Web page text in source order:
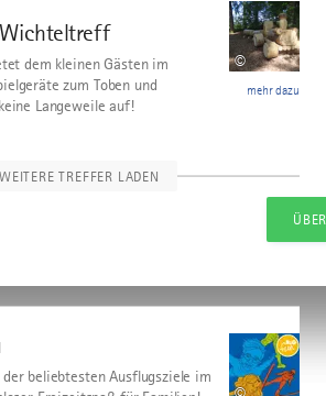
©
dem kleinen Gästen im
zum Toben und
Langeweile auf!
mehr dazu
WEITERE TREFFER LADEN
beliebtesten Ausflugsziele im